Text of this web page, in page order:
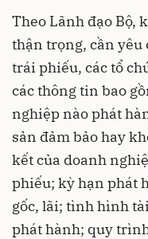
Theo Lãnh đạo Bộ,
thận trọng, cần yêu
trái phiếu, các tổ
các thông tin bao
nghiệp nào phát
sản đảm bảo hay
kết của doanh
phiếu; kỳ hạn phát
gốc, lãi; tình hình
phát hành; quy